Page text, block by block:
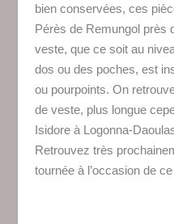
bien conservées, ces
Pérès de Remungol près
veste, que ce soit au
dos ou des poches, est
ou pourpoints. On
de veste, plus longue
Isidore à Logonna-
Retrouvez très
tournée à l’occasion de